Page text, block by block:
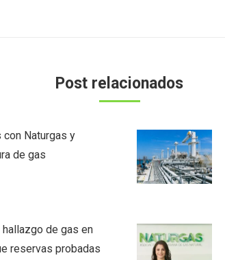
Post relacionados
Naturgas y
de gas
de gas en
reservas probadas